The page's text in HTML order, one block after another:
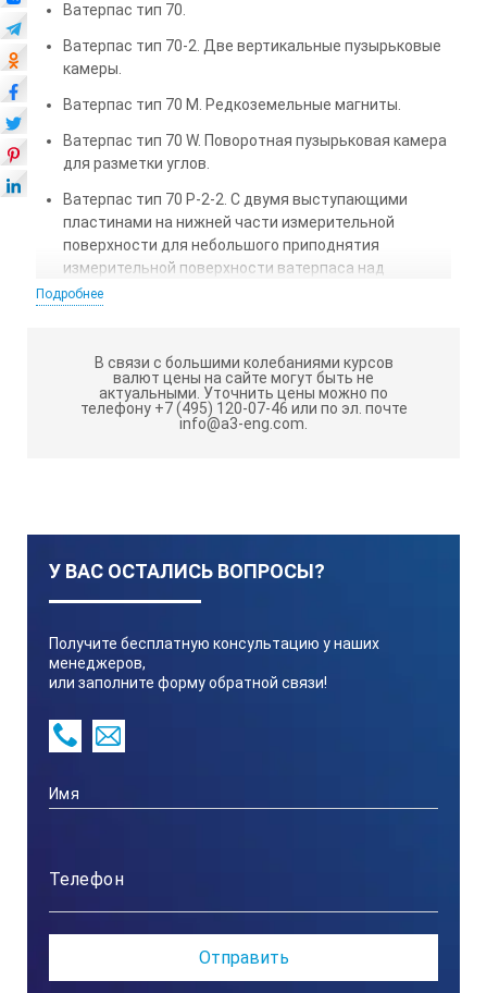
Ватерпас тип 70.
Ватерпас тип 70-2. Две вертикальные пузырьковые
камеры.
Ватерпас тип 70 M. Редкоземельные магниты.
Ватерпас тип 70 W. Поворотная пузырьковая камера
для разметки углов.
Ватерпас тип 70 P-2-2. С двумя выступающими
пластинами на нижней части измерительной
поверхности для небольшого приподнятия
измерительной поверхности ватерпаса над
неровностями, выступами, мусором, песчинками и
Точность в обычном положении
Подробнее
В связи с большими колебаниями курсов
валют цены на сайте могут быть не
актуальными. Уточнить цены можно по
телефону +7 (495) 120-07-46 или по эл. почте
info@a3-eng.com.
У ВАС ОСТАЛИСЬ ВОПРОСЫ?
Получите бесплатную консультацию у наших
менеджеров,
или заполните форму обратной связи!